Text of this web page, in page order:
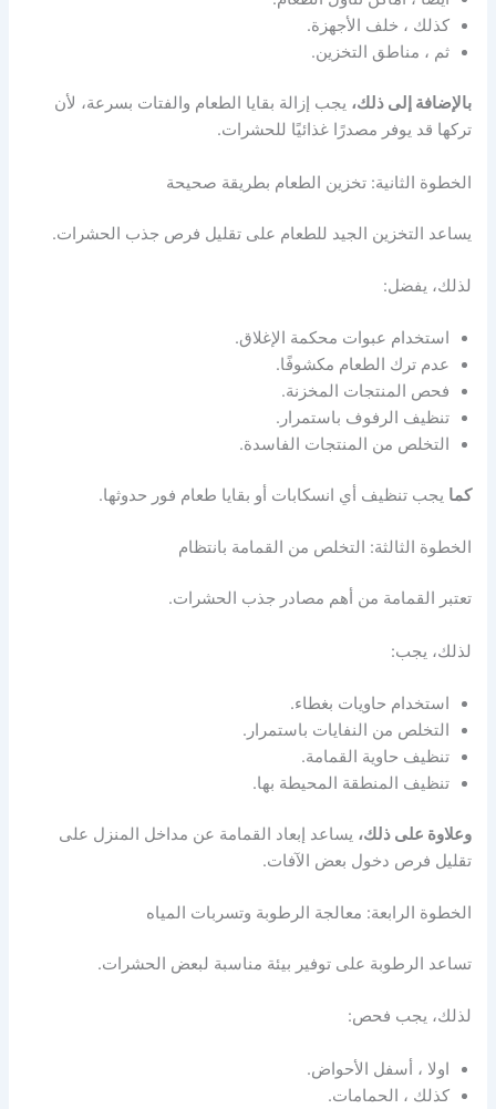
كذلك ، خلف الأجهزة.
ثم ، مناطق التخزين.
بالإضافة إلى ذلك، يجب إزالة بقايا الطعام والفتات بسرعة، لأن
تركها قد يوفر مصدرًا غذائيًا للحشرات.
الخطوة الثانية: تخزين الطعام بطريقة صحيحة
يساعد التخزين الجيد للطعام على تقليل فرص جذب الحشرات.
لذلك، يفضل:
استخدام عبوات محكمة الإغلاق.
عدم ترك الطعام مكشوفًا.
فحص المنتجات المخزنة.
تنظيف الرفوف باستمرار.
التخلص من المنتجات الفاسدة.
كما يجب تنظيف أي انسكابات أو بقايا طعام فور حدوثها.
الخطوة الثالثة: التخلص من القمامة بانتظام
تعتبر القمامة من أهم مصادر جذب الحشرات.
لذلك، يجب:
استخدام حاويات بغطاء.
التخلص من النفايات باستمرار.
تنظيف حاوية القمامة.
تنظيف المنطقة المحيطة بها.
وعلاوة على ذلك، يساعد إبعاد القمامة عن مداخل المنزل على
تقليل فرص دخول بعض الآفات.
الخطوة الرابعة: معالجة الرطوبة وتسربات المياه
تساعد الرطوبة على توفير بيئة مناسبة لبعض الحشرات.
لذلك، يجب فحص:
اولا ، أسفل الأحواض.
كذلك ، الحمامات.